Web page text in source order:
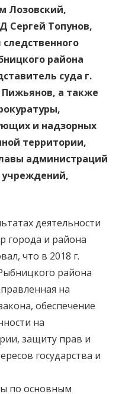
Лозовский,
Сергей Топунов,
района
суда г.
а также
и надзорных
территории,
администраций
учреждений,
деятельности
города и района
что в 2018 г.
района
на
обеспечение
на
защиту прав и
государства и
по основным